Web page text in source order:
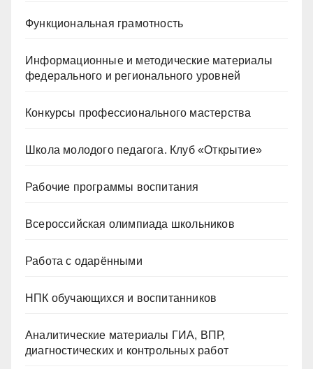
Функциональная грамотность
Информационные и методические материалы
федерального и регионального уровней
Конкурсы профессионального мастерства
Школа молодого педагога. Клуб «Открытие»
Рабочие программы воспитания
Всероссийская олимпиада школьников
Работа с одарёнными
НПК обучающихся и воспитанников
Аналитические материалы ГИА, ВПР,
диагностических и контрольных работ